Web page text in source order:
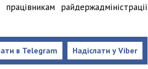
райдержадміністрації
Надіслати у Viber
в Telegram